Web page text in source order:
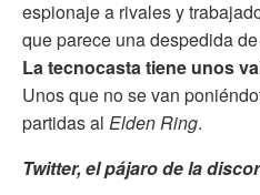
espionaje a rivales y
que parece una despedida
La tecnocasta tiene unos
Unos que no se van
partidas al Elden Ring.
Twitter, el pájaro de la